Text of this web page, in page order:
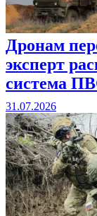
Дронам
эксперт
система
31.07.2026